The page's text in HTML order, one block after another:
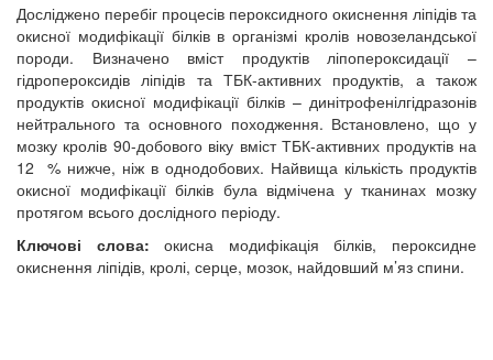
Досліджено перебіг процесів пероксидного окиснення ліпідів та
окисної модифікації білків в організмі кролів новозеландської
породи. Визначено вміст продуктів ліпопероксидації –
гідропероксидів ліпідів та ТБК-активних продуктів, а також
продуктів окисної модифікації білків – динітрофенілгідразонів
нейтрального та основного походження. Встановлено, що у
мозку кролів 90-добового віку вміст ТБК-активних продуктів на
12 % нижче, ніж в однодобових. Найвища кількість продуктів
окисної модифікації білків була відмічена у тканинах мозку
протягом всього дослідного періоду.
Ключові слова:окисна модифікація білків, пероксидне
окиснення ліпідів, кролі, серце, мозок, найдовший м’яз спини.